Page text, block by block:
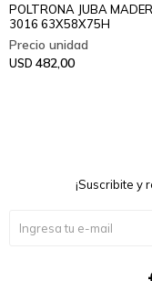
POLTRONA JUBA
3016 63X58X75H
USD 482,00
¡Suscribite y